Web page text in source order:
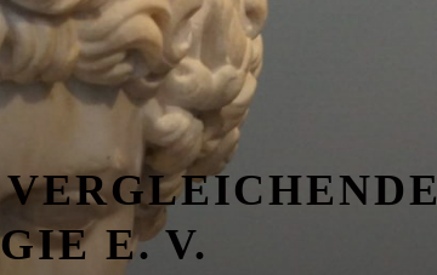
E. V.